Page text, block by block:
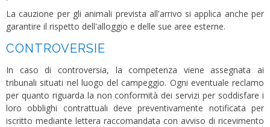
La cauzione per gli animali prevista all'arrivo si applica anche per
garantire il rispetto dell'alloggio e delle sue aree esterne.
CONTROVERSIE
In caso di controversia, la competenza viene assegnata ai
tribunali situati nel luogo del campeggio. Ogni eventuale reclamo
per quanto riguarda la non conformità dei servizi per soddisfare i
loro obblighi contrattuali deve preventivamente notificata per
iscritto mediante lettera raccomandata con avviso di ricevimento